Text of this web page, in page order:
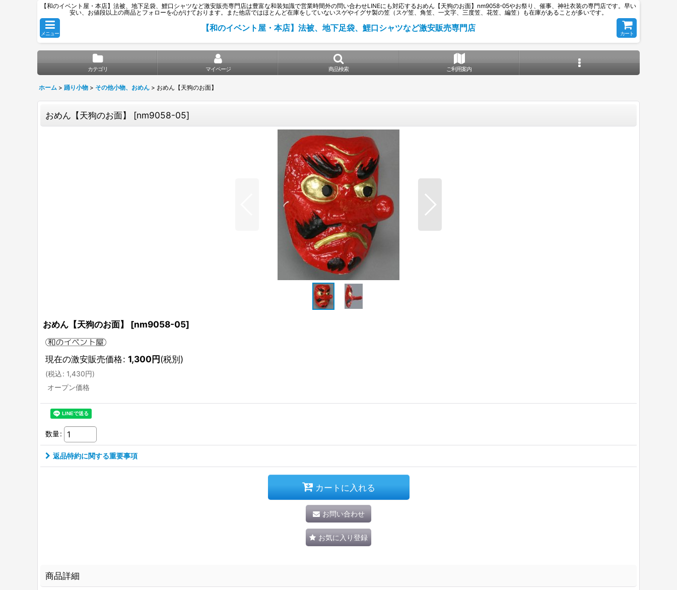
【和のイベント屋・本店】法被、地下足袋、鯉口シャツなど激安販売専門店は豊富な和装知識で営業時間外の問い合わせLINEにも対応するおめん【天狗のお面】nm9058-05やお祭り、催事、神社衣装の専門店です。早い
安い、お値段以上の商品とフォローを心がけております。また他店ではほとんど在庫をしていないスゲやイグサ製の笠（スゲ笠、角笠、一文字、三度笠、花笠、編笠）も在庫があることが多いです。
メニュー
【和のイベント屋・本店】法被、地下足袋、鯉口シャツなど激安販売専門店
カート
カテゴリ マイページ 商品検索 ご利用案内
ホーム > 踊り小物 > その他小物、おめん > おめん【天狗のお面】
おめん【天狗のお面】 [nm9058-05]
おめん【天狗のお面】 [nm9058-05]
現在の激安販売価格: 1,300円(税別)
(税込: 1,430円)
オープン価格
数量:
返品特約に関する重要事項
カートに入れる
お問い合わせ
お気に入り登録
商品詳細